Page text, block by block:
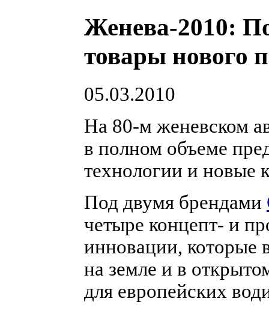
Женева-2010:
товары нового
05.03.2010
На 80-м женевском
в полном объеме
технологии и новые
Под двумя брендами
четыре концепт- и
инновации, которые
на земле и в
для европейских